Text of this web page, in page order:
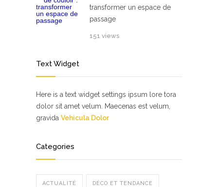
transformer un espace de
passage
151 views
Text Widget
Here is a text widget settings ipsum lore tora
dolor sit amet velum. Maecenas est velum,
gravida Vehicula Dolor
Categories
ACTUALITÉ DÉCO ET TENDANCE